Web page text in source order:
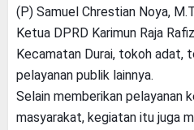
(P) Samuel Chrestian Noya,
Ketua DPRD Karimun Raja
Kecamatan Durai, tokoh adat,
pelayanan publik lainnya.
Selain memberikan pelayanan
masyarakat, kegiatan itu juga